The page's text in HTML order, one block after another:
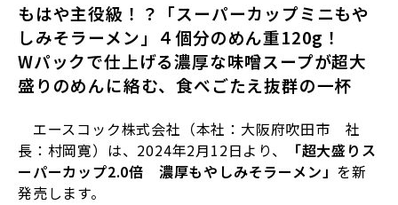
もはや主役級！？「スーパーカップミニもや
しみそラーメン」４個分のめん重120g ！
Wパックで仕上げる濃厚な味噌スープが超大
盛りのめんに絡む、食べごたえ抜群の一杯
エースコック株式会社（本社：大阪府吹田市 社
長：村岡寛）は、 2024年2月12日より、
「超大盛りス
ーパーカップ2.0倍 濃厚もやしみそラーメン」 を新
発売します。